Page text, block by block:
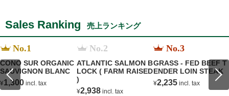
Sales Ranking 売上ランキング
No.1
CONO SUR ORGANIC
SAUVIGNON BLANC
¥1,300 incl. tax
No.2
ATLANTIC SALMON B
LOCK ( FARM RAISED
)
¥2,938 incl. tax
No.3
GRASS - FED BEEF T
ENDER LOIN STEAK
¥2,235 incl. tax